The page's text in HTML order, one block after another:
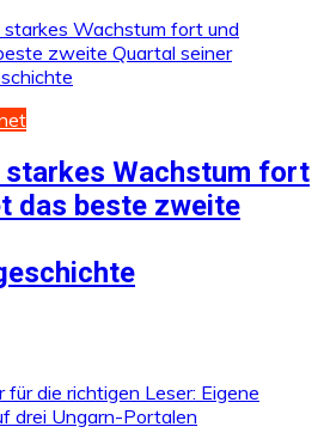
Wachstum fort
das beste zweite